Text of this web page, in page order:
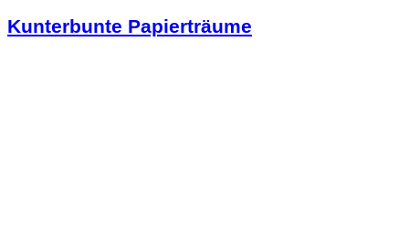
Kunterbunte Papierträume